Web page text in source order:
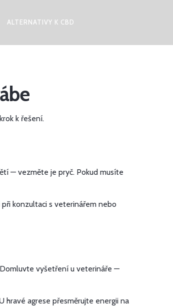
ALTERNATIVY K CBD
k řešení.
— vezměte je pryč. Pokud musíte
konzultaci s veterinářem nebo
vyšetření u veterináře —
hravé agrese přesměrujte energii na